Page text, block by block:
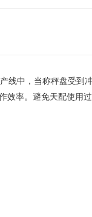
线中，当称秤盘受到
效率。避免天配使用